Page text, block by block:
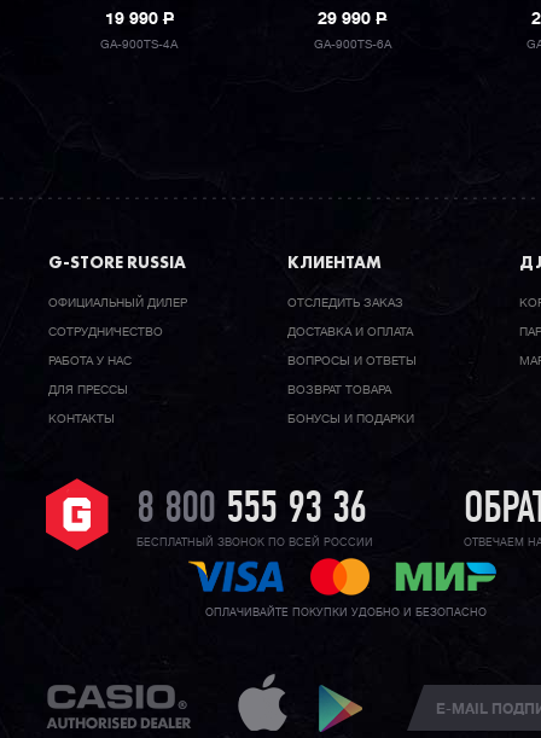
19 990P
GA-900TS-4A
29 990P
GA-900TS-6A
G-STORE RUSSIA
ОФИЦИАЛЬНЫЙ ДИЛЕР
CОТРУДНИЧЕСТВО
РАБОТА У НАС
ДЛЯ ПРЕССЫ
КОНТАКТЫ
КЛИЕНТАМ
ОТСЛЕДИТЬ ЗАКАЗ
ДОСТАВКА И ОПЛАТА
ВОПРОСЫ И ОТВЕТЫ
ВОЗВРАТ ТОВАРА
БОНУСЫ И ПОДАРКИ
8 800 555 93 36
БЕСПЛАТНЫЙ ЗВОНОК ПО ВСЕЙ РОССИИ ОТВЕЧАЕМ
ОПЛАЧИВАЙТЕ ПОКУПКИ УДОБНО И БЕЗОПАСНО